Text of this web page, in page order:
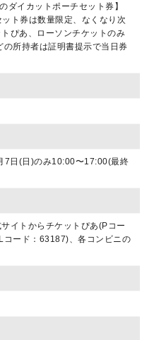
イカットポーチセット券】
ト券は数量限定、なくなり次
ぴあ、ローソンチケットのみ
所持者は証明書提示で当日券
日(日)のみ10:00〜17:00(最終
イトからチケットぴあ(Pコー
コード：63187)、各コンビニの